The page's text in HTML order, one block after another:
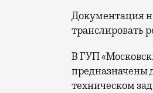
Документация
транслировать
В ГУП
предназначены
техническом